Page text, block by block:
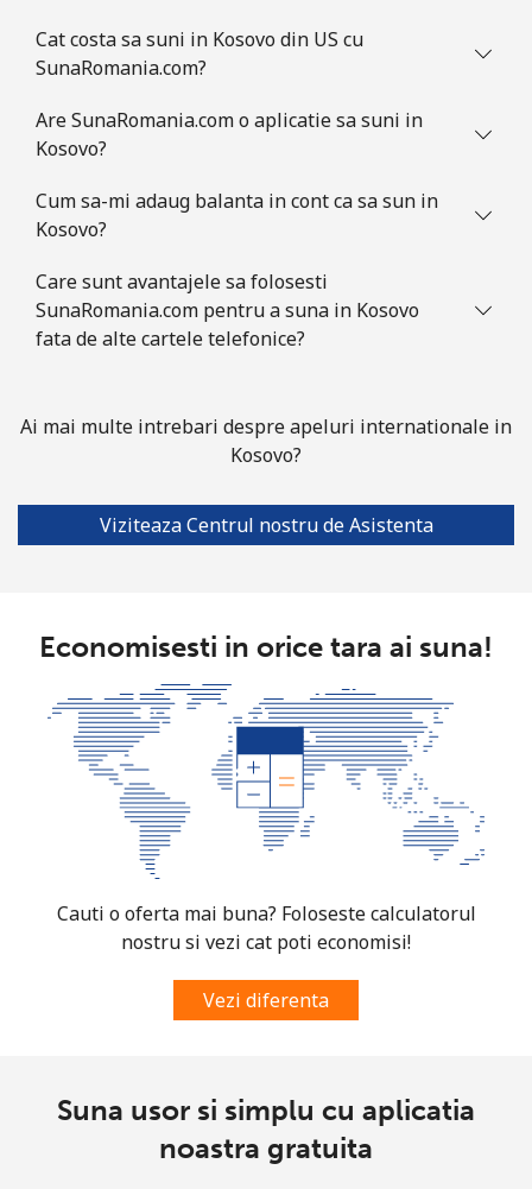
Cat costa sa suni in Kosovo din US cu
SunaRomania.com?
Are SunaRomania.com o aplicatie sa suni in
Kosovo?
Cum sa-mi adaug balanta in cont ca sa sun in
Kosovo?
Care sunt avantajele sa folosesti
SunaRomania.com pentru a suna in Kosovo
fata de alte cartele telefonice?
Ai mai multe intrebari despre apeluri internationale in
Kosovo?
Viziteaza Centrul nostru de Asistenta
Economisesti in orice tara ai suna!
Cauti o oferta mai buna? Foloseste calculatorul
nostru si vezi cat poti economisi!
Vezi diferenta
Suna usor si simplu cu aplicatia
noastra gratuita